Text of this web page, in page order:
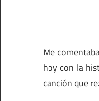
Me
hoy con la
canción que